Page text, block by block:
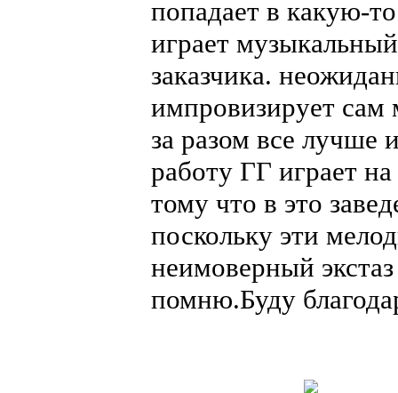
попадает в какую-
играет
заказчика.
импровизирует сам
за разом все лучше
работу ГГ играет
тому что в это
поскольку эти
неимоверный
помню.Буду